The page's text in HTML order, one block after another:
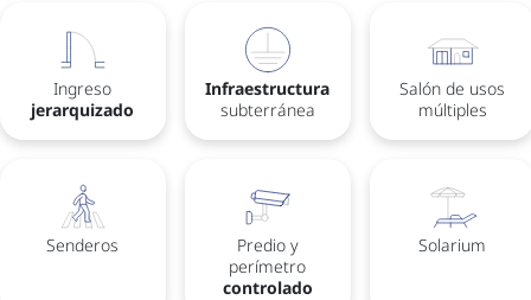
Ingreso
jerarquizado
Infraestructura
subterránea
Salón de usos
múltiples
Senderos
Predio y
perímetro
controlado
Solarium